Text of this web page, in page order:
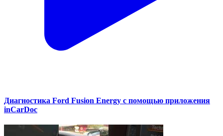
Диагностика Ford Fusion Energy с помощью приложения
inCarDoc